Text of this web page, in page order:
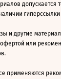
допускается
и другие
или
применяются